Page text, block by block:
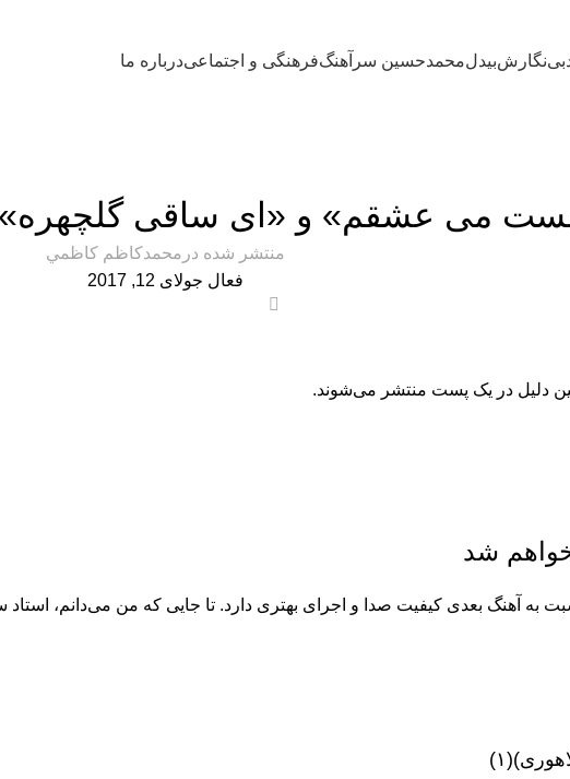
نگارشبیدلمحمدحسین سرآهنگفرهنگی و اجتماعیدرباره ما
می عشقم» و «ای ساقی گلچهره»،
منتشر شده در محمدكاظم كاظمي
فعال جولای 12, 2017
دلیل در یک پست منتشر می‌شوند.
شد
به آهنگ بعدی کیفیت صدا و اجرای بهتری دارد. تا جایی که من می‌دانم،